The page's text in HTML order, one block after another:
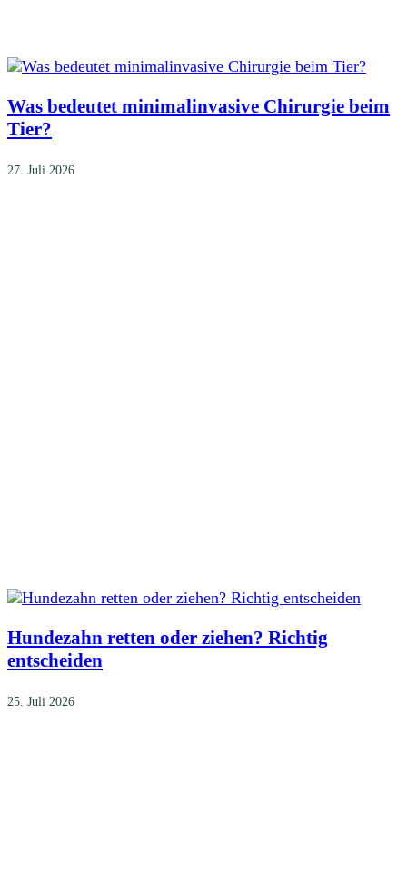
Was bedeutet minimalinvasive Chirurgie beim
Tier?
27. Juli 2026
Hundezahn retten oder ziehen? Richtig
entscheiden
25. Juli 2026